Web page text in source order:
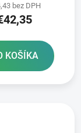
bez DPH
KOŠÍKA